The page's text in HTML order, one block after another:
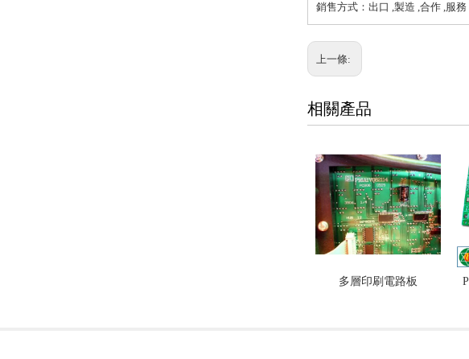
銷售方式：出口 ,製造 ,合作 ,服務
上一條:
相關產品
多層印刷電路板